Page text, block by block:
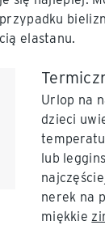
elastanu.
Urlop na
dzieci
lub
nerek na
miękkie